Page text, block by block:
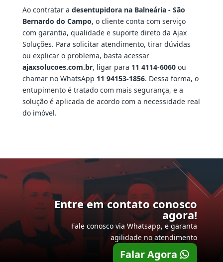
Ao contratar a desentupidora na Balneária - São
Bernardo do Campo, o cliente conta com serviço
com garantia, qualidade e suporte direto da Ajax
Soluções. Para solicitar atendimento, tirar dúvidas
ou explicar o problema, basta acessar
ajaxsolucoes.com.br, ligar para 11 4114-6060ou
chamar no WhatsApp 11 94153-1856. Dessa forma, o
entupimento é tratado com mais segurança, e a
solução é aplicada de acordo com a necessidade real
do imóvel.
Entre em contato conosco
agora!
Fale conosco via Whatsapp, e garanta
agilidade no atendimento
Falar Agora